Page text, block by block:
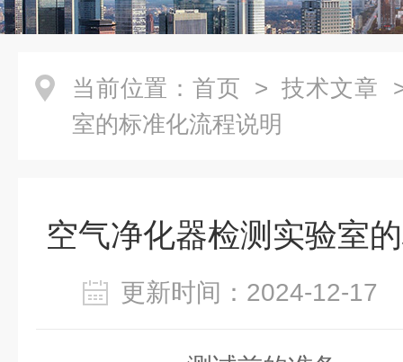
当前位置： 首页 > 技术文章
室的标准化流程说明
空气净化器检测实验室
更新时间：2024-12-